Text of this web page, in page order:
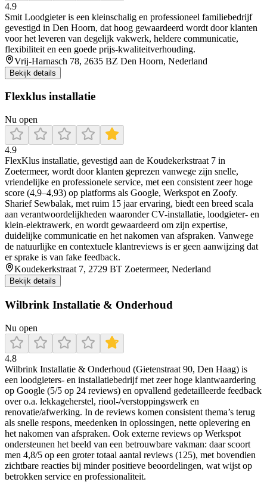
4.9
Smit Loodgieter is een kleinschalig en professioneel familiebedrijf
gevestigd in Den Hoorn, dat hoog gewaardeerd wordt door klanten
voor het leveren van degelijk vakwerk, heldere communicatie,
flexibiliteit en een goede prijs-kwaliteitverhouding.
Vrij-Harnasch 78, 2635 BZ Den Hoorn, Nederland
Bekijk details
Flexklus installatie
Nu open
4.9
FlexKlus installatie, gevestigd aan de Koudekerkstraat 7 in
Zoetermeer, wordt door klanten geprezen vanwege zijn snelle,
vriendelijke en professionele service, met een consistent zeer hoge
score (4,9–4,93) op platforms als Google, Werkspot en Zoofy.
Sharief Sewbalak, met ruim 15 jaar ervaring, biedt een breed scala
aan verantwoordelijkheden waaronder CV-installatie, loodgieter- en
klein-elektrawerk, en wordt gewaardeerd om zijn expertise,
duidelijke communicatie en het nakomen van afspraken. Vanwege
de natuurlijke en contextuele klantreviews is er geen aanwijzing dat
er sprake is van fake feedback.
Koudekerkstraat 7, 2729 BT Zoetermeer, Nederland
Bekijk details
Wilbrink Installatie & Onderhoud
Nu open
4.8
Wilbrink Installatie & Onderhoud (Gietenstraat 90, Den Haag) is
een loodgieters- en installatiebedrijf met zeer hoge klantwaardering
op Google (5/5 op 24 reviews) en opvallend gedetailleerde feedback
over o.a. lekkageherstel, riool-/verstoppingswerk en
renovatie/afwerking. In de reviews komen consistent thema’s terug
als snelle respons, meedenken in oplossingen, nette oplevering en
het nakomen van afspraken. Ook externe reviews op Werkspot
ondersteunen het beeld van een betrouwbare vakman: daar scoort
men 4,8/5 op een groter totaal aantal reviews (125), met bovendien
zichtbare reacties bij minder positieve beoordelingen, wat wijst op
betrokken service en professionaliteit.